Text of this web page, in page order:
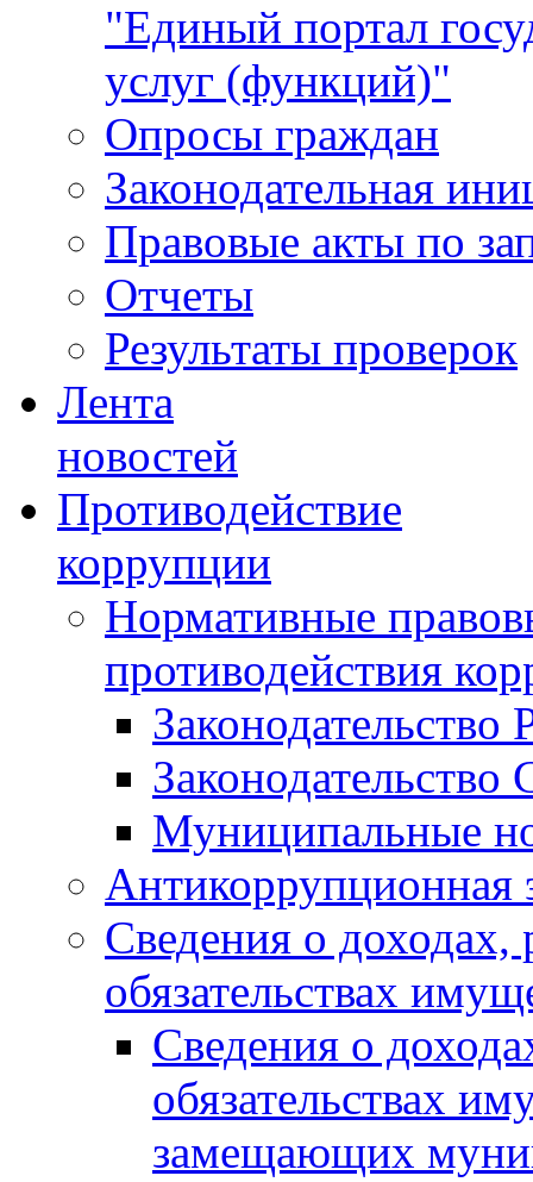
"Единый портал
услуг (функций)"
Опросы граждан
Законодательная
Правовые акты по
Отчеты
Результаты проверок
Лента
новостей
Противодействие
коррупции
Нормативные
противодействия
Законодательство
Муниципальные
Антикоррупционная
Сведения о доходах,
обязательствах
Сведения о
обязательствах
замещающих